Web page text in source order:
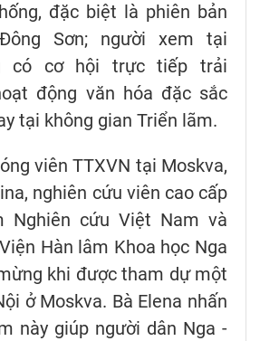
đặc biệt là phiên bản
Sơn; người xem tại
có cơ hội trực tiếp trải
động văn hóa đặc sắc
tại không gian Triển lãm.
viên TTXVN tại Moskva,
nghiên cứu viên cao cấp
Nghiên cứu Việt Nam và
Hàn lâm Khoa học Nga
khi được tham dự một
ở Moskva. Bà Elena nhấn
này giúp người dân Nga -